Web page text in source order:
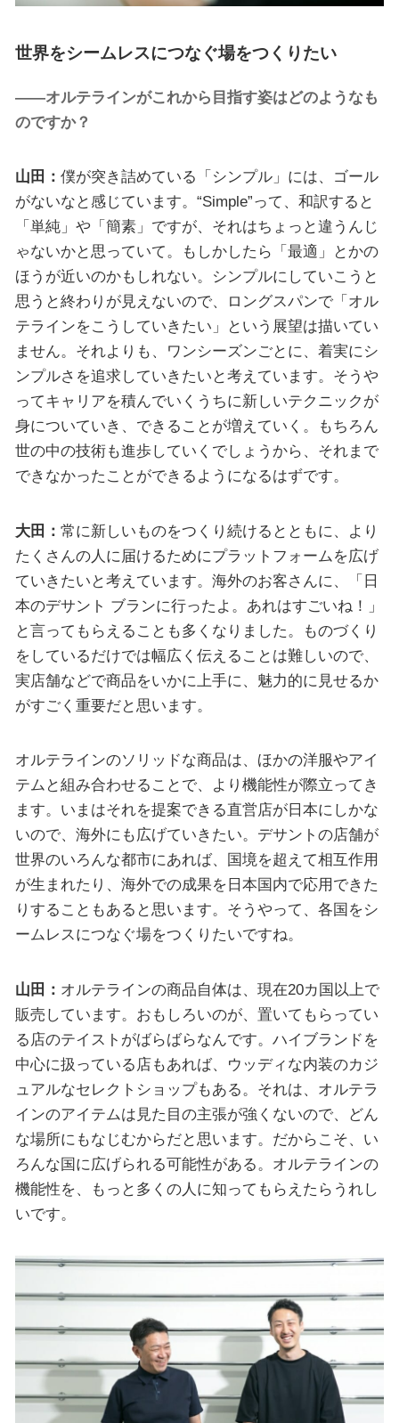
世界をシームレスにつなぐ場をつくりたい
——オルテラインがこれから目指す姿はどのようなも
のですか？
山田： 僕が突き詰めている「シンプル」には、ゴール
がないなと感じています。“Simple”って、和訳すると
「単純」や「簡素」ですが、それはちょっと違うんじ
ゃないかと思っていて。もしかしたら「最適」とかの
ほうが近いのかもしれない。シンプルにしていこうと
思うと終わりが見えないので、ロングスパンで「オル
テラインをこうしていきたい」という展望は描いてい
ません。それよりも、ワンシーズンごとに、着実にシ
ンプルさを追求していきたいと考えています。そうや
ってキャリアを積んでいくうちに新しいテクニックが
身についていき、できることが増えていく。もちろん
世の中の技術も進歩していくでしょうから、それまで
できなかったことができるようになるはずです。
大田： 常に新しいものをつくり続けるとともに、より
たくさんの人に届けるためにプラットフォームを広げ
ていきたいと考えています。海外のお客さんに、「日
本のデサント ブランに行ったよ。あれはすごいね！」
と言ってもらえることも多くなりました。ものづくり
をしているだけでは幅広く伝えることは難しいので、
実店舗などで商品をいかに上手に、魅力的に見せるか
がすごく重要だと思います。
オルテラインのソリッドな商品は、ほかの洋服やアイ
テムと組み合わせることで、より機能性が際立ってき
ます。いまはそれを提案できる直営店が日本にしかな
いので、海外にも広げていきたい。デサントの店舗が
世界のいろんな都市にあれば、国境を超えて相互作用
が生まれたり、海外での成果を日本国内で応用できた
りすることもあると思います。そうやって、各国をシ
ームレスにつなぐ場をつくりたいですね。
山田： オルテラインの商品自体は、現在20カ国以上で
販売しています。おもしろいのが、置いてもらってい
る店のテイストがばらばらなんです。ハイブランドを
中心に扱っている店もあれば、ウッディな内装のカジ
ュアルなセレクトショップもある。それは、オルテラ
インのアイテムは見た目の主張が強くないので、どん
な場所にもなじむからだと思います。だからこそ、い
ろんな国に広げられる可能性がある。オルテラインの
機能性を、もっと多くの人に知ってもらえたらうれし
いです。